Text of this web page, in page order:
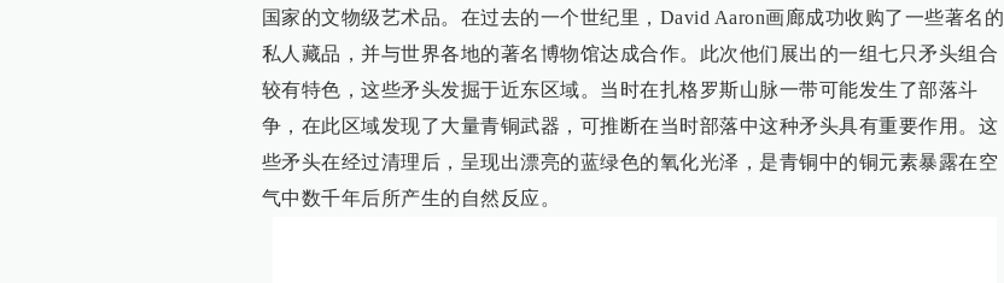
国家的文物级艺术品。在过去的一个世纪里，David Aaron画廊成功收购了一些著名的
私人藏品，并与世界各地的著名博物馆达成合作。此次他们展出的一组七只矛头组合
较有特色，这些矛头发掘于近东区域。当时在扎格罗斯山脉一带可能发生了部落斗
争，在此区域发现了大量青铜武器，可推断在当时部落中这种矛头具有重要作用。这
些矛头在经过清理后，呈现出漂亮的蓝绿色的氧化光泽，是青铜中的铜元素暴露在空
气中数千年后所产生的自然反应。